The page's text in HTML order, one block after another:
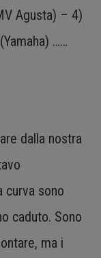
Agusta) – 4)
……
dalla nostra
curva sono
caduto. Sono
ma i